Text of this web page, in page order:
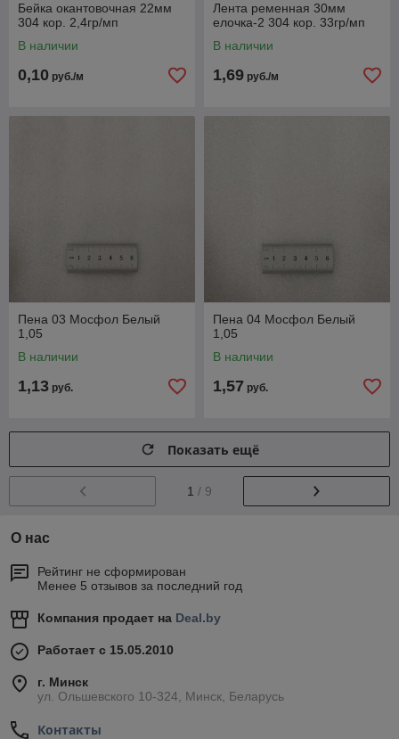
Бейка окантовочная 22мм
304 кор. 2,4гр/мп
В наличии
0,10 руб./м
Лента ременная 30мм
елочка-2 304 кор. 33гр/мп
В наличии
1,69 руб./м
Пена 03 Мосфол Белый
1,05
В наличии
1,13 руб.
Пена 04 Мосфол Белый
1,05
В наличии
1,57 руб.
Показать ещё
1 / 9
О нас
Рейтинг не сформирован
Менее 5 отзывов за последний год
Компания продает на Deal.by
Работает с 15.05.2010
г. Минск
ул. Ольшевского 10-324, Минск, Беларусь
Контакты